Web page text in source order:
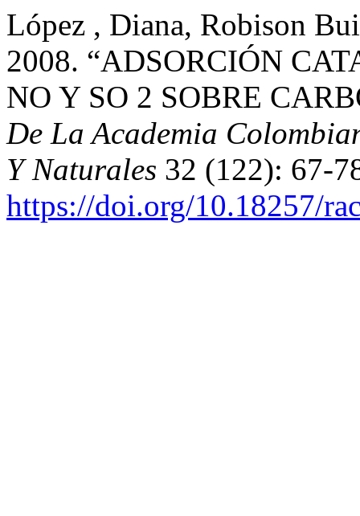
López , Diana, Robison
2008. “ADSORCIÓN
NO Y SO 2 SOBRE
De La Academia
Y Naturales 32 (122): 67-
https://doi.org/10.18257/